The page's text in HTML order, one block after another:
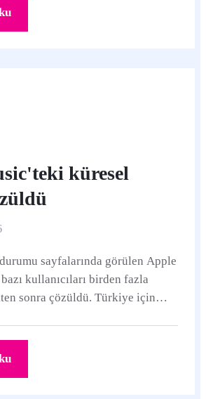
küresel
sayfalarında görülen Apple
kullanıcıları birden fazla
sonra çözüldü. Türkiye için